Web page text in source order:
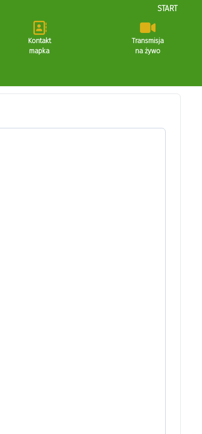
Kontakt
mapka
Transmisja
na żywo
START